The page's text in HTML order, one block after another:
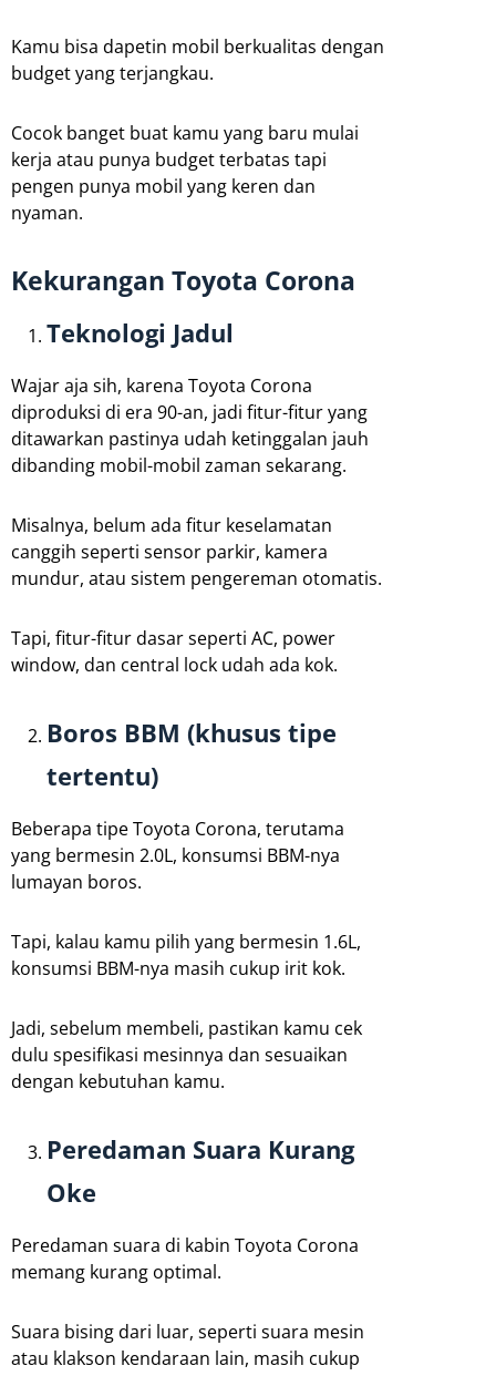
Kamu bisa dapetin mobil berkualitas dengan
budget yang terjangkau.
Cocok banget buat kamu yang baru mulai
kerja atau punya budget terbatas tapi
pengen punya mobil yang keren dan
nyaman.
Kekurangan Toyota Corona
Teknologi Jadul
Wajar aja sih, karena Toyota Corona
diproduksi di era 90-an, jadi fitur-fitur yang
ditawarkan pastinya udah ketinggalan jauh
dibanding mobil-mobil zaman sekarang.
Misalnya, belum ada fitur keselamatan
canggih seperti sensor parkir, kamera
mundur, atau sistem pengereman otomatis.
Tapi, fitur-fitur dasar seperti AC, power
window, dan central lock udah ada kok.
Boros BBM (khusus tipe
tertentu)
Beberapa tipe Toyota Corona, terutama
yang bermesin 2.0L, konsumsi BBM-nya
lumayan boros.
Tapi, kalau kamu pilih yang bermesin 1.6L,
konsumsi BBM-nya masih cukup irit kok.
Jadi, sebelum membeli, pastikan kamu cek
dulu spesifikasi mesinnya dan sesuaikan
dengan kebutuhan kamu.
Peredaman Suara Kurang
Oke
Peredaman suara di kabin Toyota Corona
memang kurang optimal.
Suara bising dari luar, seperti suara mesin
atau klakson kendaraan lain, masih cukup